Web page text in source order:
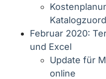
Februar 2020:
und Excel
Update für
online